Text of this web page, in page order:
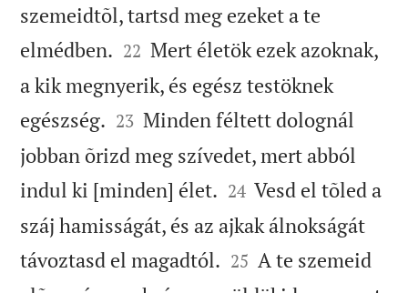
szemeidtõl, tartsd meg ezeket a te
elmédben. 

22 Mert életök ezek azoknak,
a kik megnyerik, és egész testöknek
egészség. 

23 Minden féltett dolognál
jobban õrizd meg szívedet, mert abból
indul ki [minden] élet. 

24 Vesd el tõled a
száj hamisságát, és az ajkak álnokságát
távoztasd el magadtól. 

25 A te szemeid